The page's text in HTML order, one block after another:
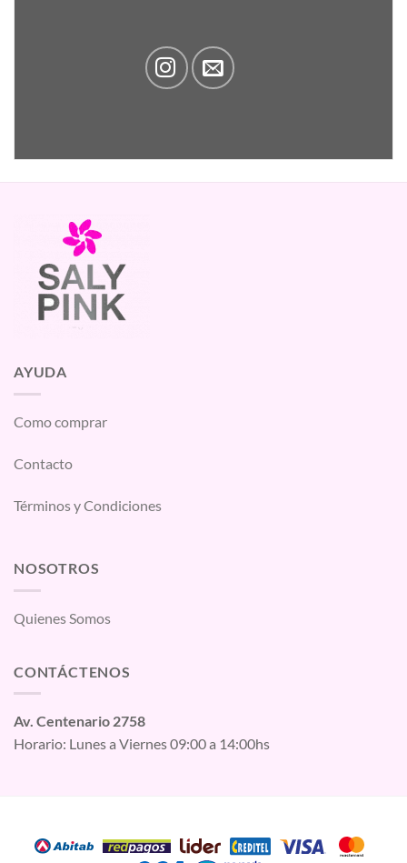
AYUDA
Como comprar
Contacto
Términos y Condiciones
NOSOTROS
Quienes Somos
CONTÁCTENOS
Av. Centenario 2758
Horario: Lunes a Viernes 09:00 a 14:00hs